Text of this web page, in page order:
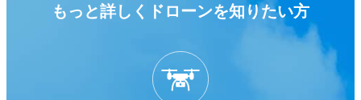
もっと詳しくドローンを知りたい方